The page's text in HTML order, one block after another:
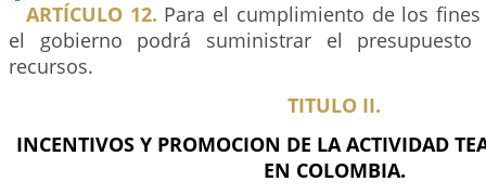
ARTÍCULO 12. Para el cumplimiento de los
el gobierno podrá suministrar el presupuesto
recursos.
TITULO II.
INCENTIVOS Y PROMOCION DE LA ACTIVIDAD
EN COLOMBIA.